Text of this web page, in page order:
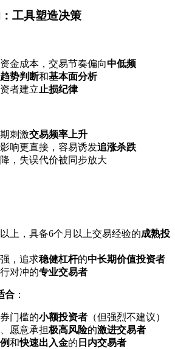
工具塑造决策
金成本，交易节奏偏向中低频
趋势判断和基本面分析
者建立 止损纪律
刺激交易频率上升
响更直接，容易诱发追涨杀跌
，失误代价被同步放大
上，具备6个月以上交易经验的成熟投
，追求稳健杠杆的中长期价值投资者
对冲的专业交易者
合 ：
门槛的小额投资者 （但强烈不建议）
、愿意承担极高风险的激进交易者
和快速出入金的 日内交易者